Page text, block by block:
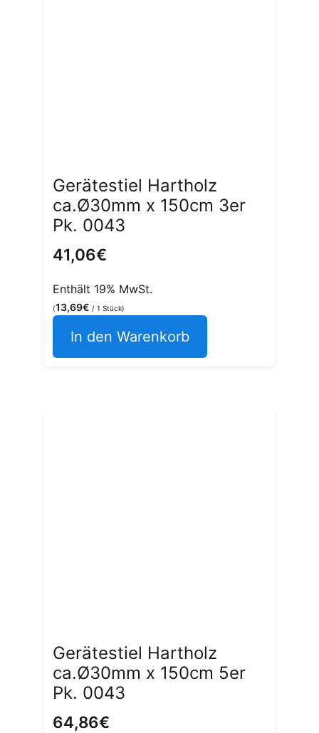
Gerätestiel Hartholz
ca.Ø30mm x 150cm 3er
Pk. 0043
41,06€
Enthält 19% MwSt.
(13,69€ / 1 Stück)
In den Warenkorb
Gerätestiel Hartholz
ca.Ø30mm x 150cm 5er
Pk. 0043
64,86€